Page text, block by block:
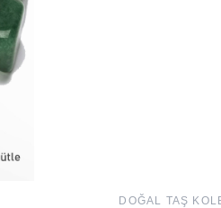
DOĞAL TAŞ